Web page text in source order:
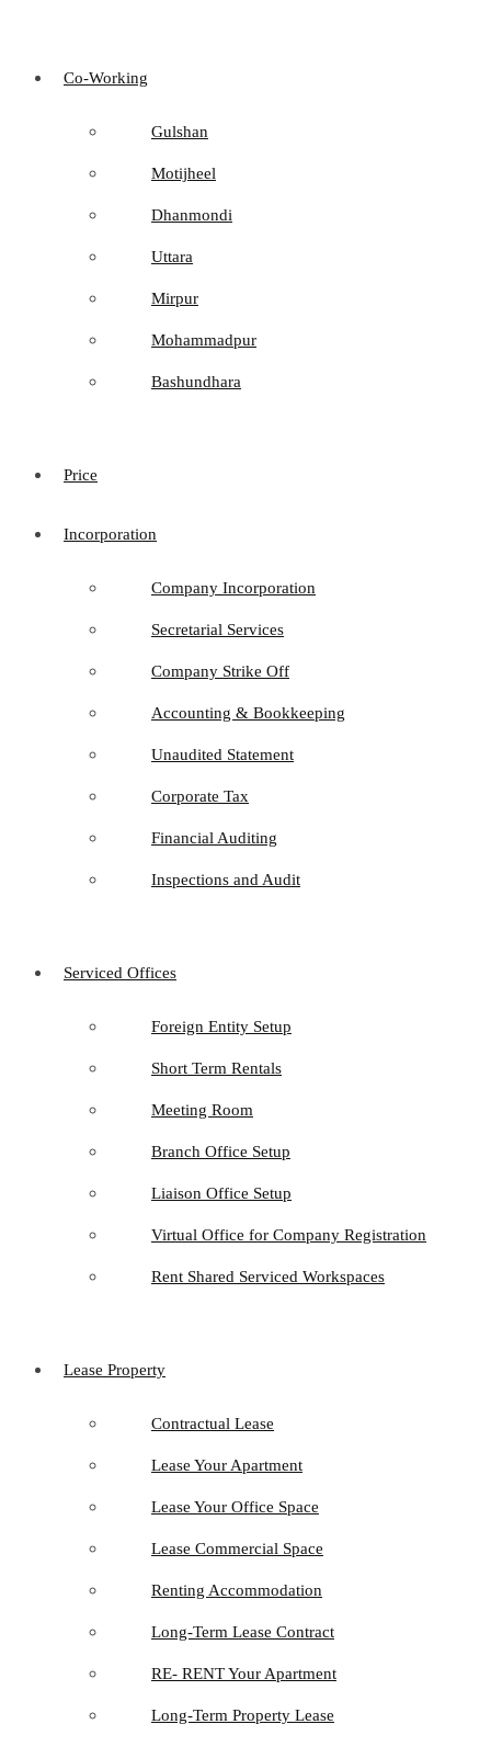
Co-Working
Gulshan
Motijheel
Dhanmondi
Uttara
Mirpur
Mohammadpur
Bashundhara
Price
Incorporation
Company Incorporation
Secretarial Services
Company Strike Off
Accounting & Bookkeeping
Unaudited Statement
Corporate Tax
Financial Auditing
Inspections and Audit
Serviced Offices
Foreign Entity Setup
Short Term Rentals
Meeting Room
Branch Office Setup
Liaison Office Setup
Virtual Office for Company Registration
Rent Shared Serviced Workspaces
Lease Property
Contractual Lease
Lease Your Apartment
Lease Your Office Space
Lease Commercial Space
Renting Accommodation
Long-Term Lease Contract
RE- RENT Your Apartment
Long-Term Property Lease